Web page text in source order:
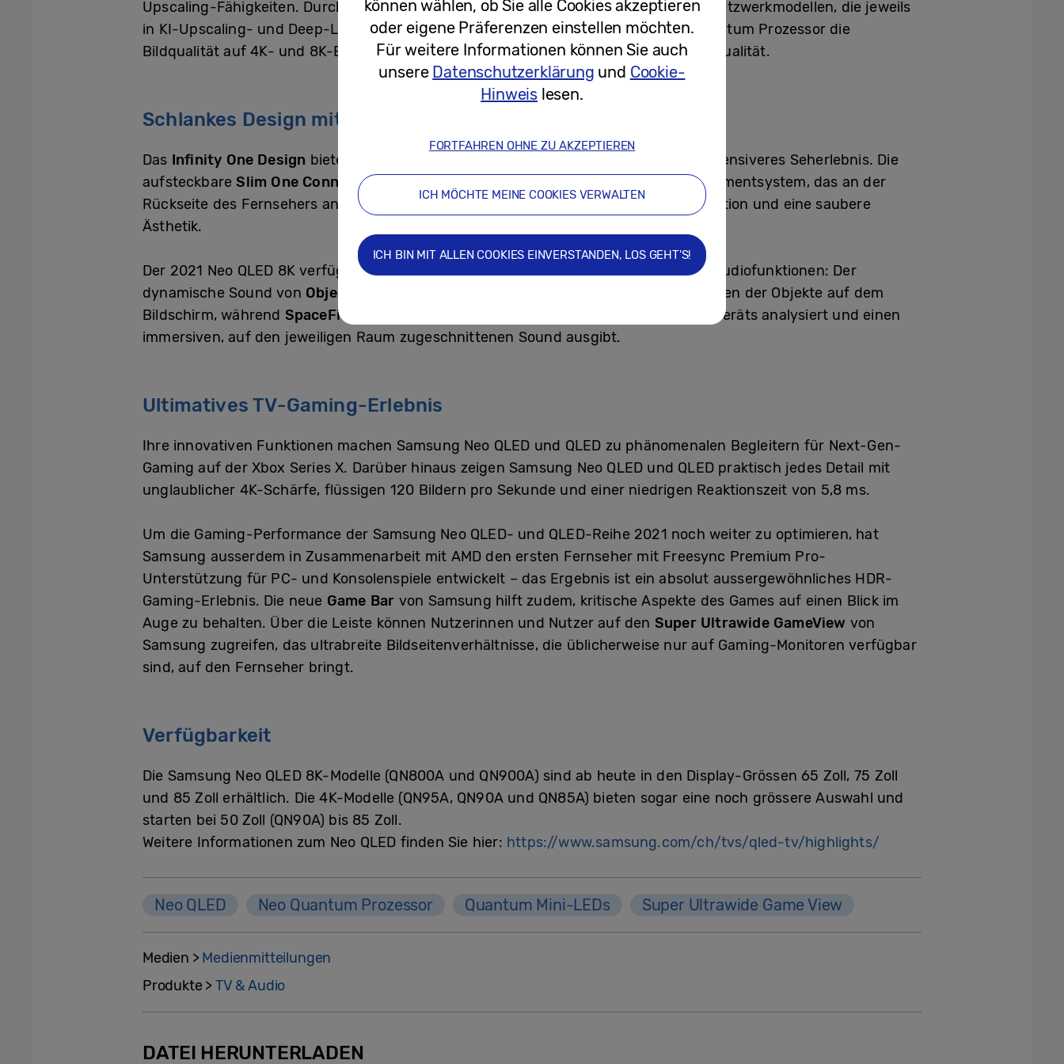
Upscaling-Fähigkeiten. Durch den Einsatz von bis zu 16 verschiedenen neuronalen Netzwerkmodellen, die jeweils
in KI-Upscaling- und Deep-Learning-Technologie trainiert wurden, kann der Neo Quantum Prozessor die
Bildqualität auf 4K- und 8K-Bildausgabe optimieren – unabhängig von der Eingangsqualität.
Schlankes Design mit nahezu randlosem Bildschirm
Das Infinity One Design bietet einen nahezu rahmenlosen Bildschirm für ein noch intensiveres Seherlebnis. Die
aufsteckbareSlim One Connect Box
des Neo QLED 8K, ein brandneues Kabelmanagementsystem, das an der
Rückseite des Fernsehers angebracht werden kann, sorgt für eine einfachere Installation und eine saubere
Ästhetik.
Der 2021 Neo QLED 8K verfügt ausserdem über mehrere erstklassige, raumfüllende Audiofunktionen: Der
dynamische Sound von Object Tracking Sound (OTS) Pro
reagiert auf die Bewegungen der Objekte auf dem
Bildschirm, während SpaceFit Sound
die physische Umgebung des installierten TV-Geräts analysiert und einen
immersiven, auf den jeweiligen Raum zugeschnittenen Sound ausgibt.
Ultimatives TV-Gaming-Erlebnis
Ihre innovativen Funktionen machen Samsung Neo QLED und QLED zu phänomenalen Begleitern für Next-Gen-
Gaming auf der Xbox Series X. Darüber hinaus zeigen Samsung Neo QLED und QLED praktisch jedes Detail mit
unglaublicher 4K-Schärfe, flüssigen 120 Bildern pro Sekunde und einer niedrigen Reaktionszeit von 5,8 ms.
Um die Gaming-Performance der Samsung Neo QLED- und QLED-Reihe 2021 noch weiter zu optimieren, hat
Samsung ausserdem in Zusammenarbeit mit AMD den ersten Fernseher mit Freesync Premium Pro-
Unterstützung für PC- und Konsolenspiele entwickelt – das Ergebnis ist ein absolut aussergewöhnliches HDR-
Gaming-Erlebnis. Die neue Game Bar von Samsung hilft zudem, kritische Aspekte des Games auf einen Blick im
Auge zu behalten. Über die Leiste können Nutzerinnen und Nutzer auf den Super Ultrawide GameView von
Samsung zugreifen, das ultrabreite Bildseitenverhältnisse, die üblicherweise nur auf Gaming-Monitoren verfügbar
sind, auf den Fernseher bringt.
Verfügbarkeit
Die Samsung Neo QLED 8K-Modelle (QN800A und QN900A) sind ab heute in den Display-Grössen 65 Zoll, 75 Zoll
und 85 Zoll erhältlich. Die 4K-Modelle (QN95A, QN90A und QN85A) bieten sogar eine noch grössere Auswahl und
starten bei 50 Zoll (QN90A) bis 85 Zoll.
Weitere Informationen zum Neo QLED finden Sie hier: https://www.samsung.com/ch/tvs/qled-tv/highlights/
Neo QLED Neo Quantum Prozessor Quantum Mini-LEDs Super Ultrawide Game View
Medien > Medienmitteilungen
Produkte >TV & Audio
DATEI HERUNTERLADEN
können wählen, ob Sie alle Cookies akzeptieren
oder eigene Präferenzen einstellen möchten.
Für weitere Informationen können Sie auch
unsere Datenschutzerklärung und Cookie-
Hinweis lesen.
FORTFAHREN OHNE ZU AKZEPTIEREN
ICH MÖCHTE MEINE COOKIES VERWALTEN
ICH BIN MIT ALLEN COOKIES EINVERSTANDEN, LOS GEHT'S!